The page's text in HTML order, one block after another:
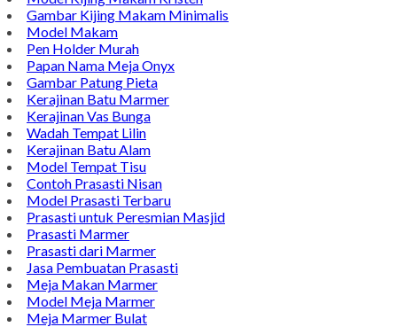
Gambar Kijing Makam Minimalis
Model Makam
Pen Holder Murah
Papan Nama Meja Onyx
Gambar Patung Pieta
Kerajinan Batu Marmer
Kerajinan Vas Bunga
Wadah Tempat Lilin
Kerajinan Batu Alam
Model Tempat Tisu
Contoh Prasasti Nisan
Model Prasasti Terbaru
Prasasti untuk Peresmian Masjid
Prasasti Marmer
Prasasti dari Marmer
Jasa Pembuatan Prasasti
Meja Makan Marmer
Model Meja Marmer
Meja Marmer Bulat